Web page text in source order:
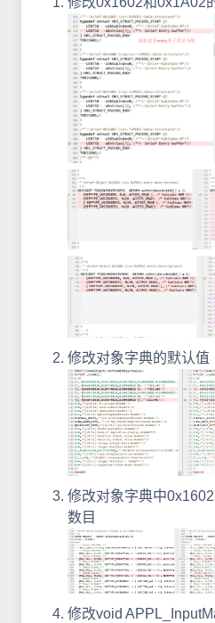
修改对象字典的默认值
修改对象字典中
数目
修改void